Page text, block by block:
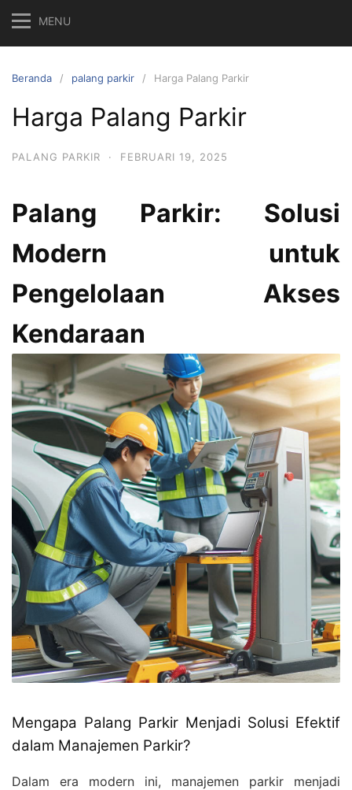
MENU
Beranda palang parkir Harga Palang Parkir
Harga Palang Parkir
PALANG PARKIR · FEBRUARI 19, 2025
Palang Parkir: Solusi
Modern untuk
Pengelolaan Akses
Kendaraan
Mengapa Palang Parkir Menjadi Solusi Efektif
dalam Manajemen Parkir?
Dalam era modern ini, manajemen parkir menjadi